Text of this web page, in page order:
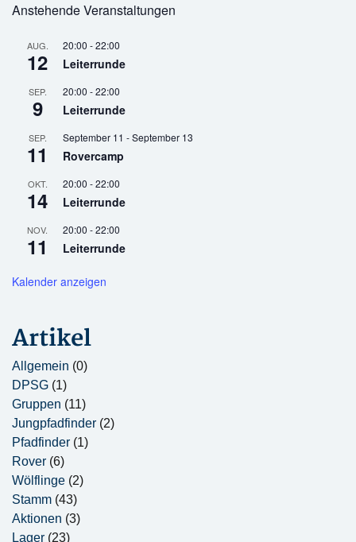
Anstehende Veranstaltungen
AUG.
12
20:00 -22:00
Leiterrunde
SEP.
9
20:00 -22:00
Leiterrunde
SEP.
11
September 11 -September 13
Rovercamp
OKT.
14
20:00 -22:00
Leiterrunde
NOV.
11
20:00 -22:00
Leiterrunde
Kalender anzeigen
Artikel
Allgemein (0)
DPSG (1)
Gruppen (11)
Jungpfadfinder (2)
Pfadfinder (1)
Rover (6)
Wölflinge (2)
Stamm (43)
Aktionen (3)
Lager (23)